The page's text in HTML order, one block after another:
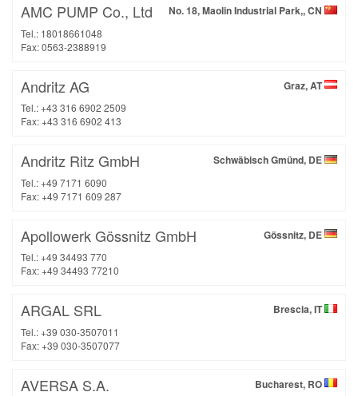
No. 18, Maolin Industrial Park,, CN
AMC PUMP Co., Ltd
Tel.: 18018661048
Fax: 0563-2388919
Graz, AT
Andritz AG
Tel.: +43 316 6902 2509
Fax: +43 316 6902 413
Schwäbisch Gmünd, DE
Andritz Ritz GmbH
Tel.: +49 7171 6090
Fax: +49 7171 609 287
Gössnitz, DE
Apollowerk Gössnitz GmbH
Tel.: +49 34493 770
Fax: +49 34493 77210
Brescia, IT
ARGAL SRL
Tel.: +39 030-3507011
Fax: +39 030-3507077
Bucharest, RO
AVERSA S.A.